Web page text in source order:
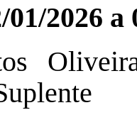
2026 a